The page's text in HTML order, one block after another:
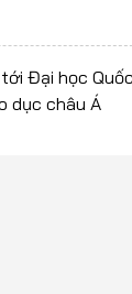
Đại học
dục châu Á